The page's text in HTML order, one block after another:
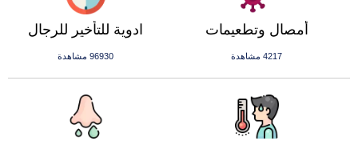
ادوية للتأخير للرجال
96930 مشاهدة
أمصال وتطعيمات
4217 مشاهدة